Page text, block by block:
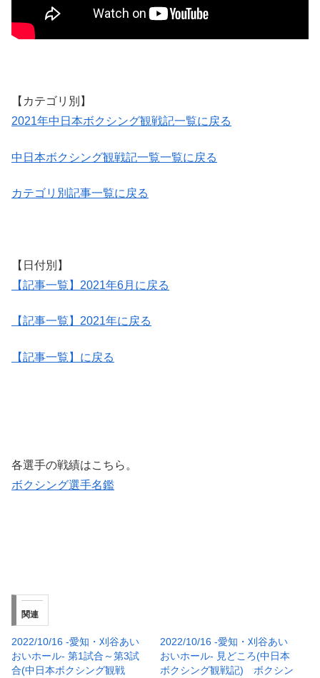
【カテゴリ別】
2021年中日本ボクシング観戦記一覧に戻る
中日本ボクシング観戦記一覧一覧に戻る
カテゴリ別記事一覧に戻る
【日付別】
【記事一覧】2021年6月に戻る
【記事一覧】2021年に戻る
【記事一覧】に戻る
各選手の戦績はこちら。
ボクシング選手名鑑
関連
2022/10/16 -愛知・刈谷あい
おいホール- 第1試合～第3試
合(中日本ボクシング観戦
2022/10/16 -愛知・刈谷あい
おいホール- 見どころ(中日本
ボクシング観戦記) ボクシン